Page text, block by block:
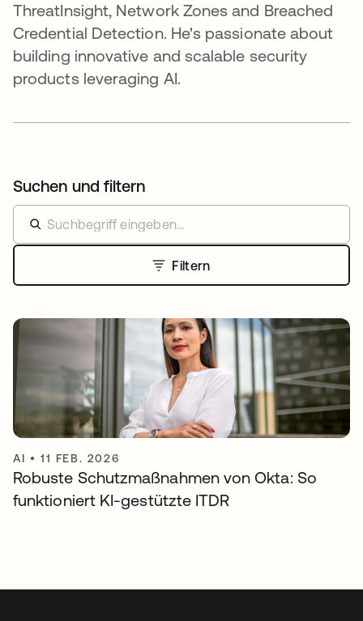
ThreatInsight, Network Zones and Breached
Credential Detection. He's passionate about
building innovative and scalable security
products leveraging AI.
Suchen und filtern
Filtern
AI •11 FEB. 2026
Robuste Schutzmaßnahmen von Okta: So
funktioniert KI-gestützte ITDR